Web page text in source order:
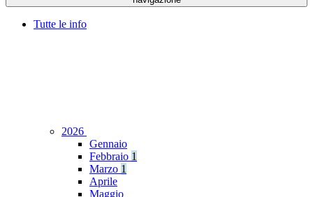
Tutte le info
2026
Gennaio
Febbraio 1
Marzo 1
Aprile
Maggio